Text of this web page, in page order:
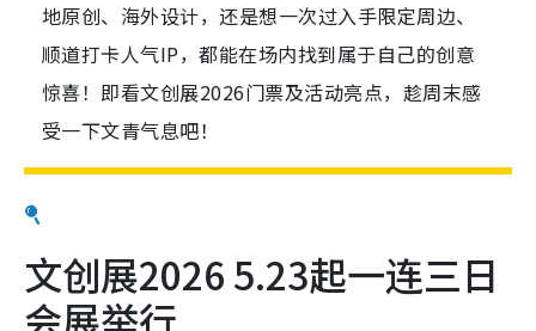
地原创、海外设计，还是想一次过入手限定周边、
顺道打卡人气IP，都能在场内找到属于自己的创意
惊喜！即看文创展2026门票及活动亮点，趁周末感
受一下文青气息吧！
文创展2026 5.23起一连三日
会展举行